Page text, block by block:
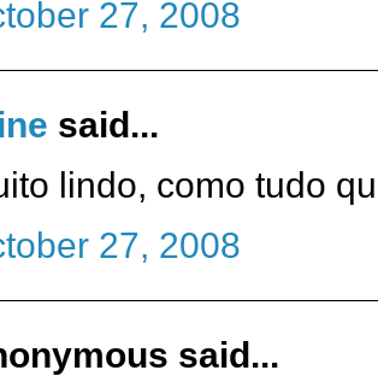
27, 2008
said...
lindo, como tudo
27, 2008
said...